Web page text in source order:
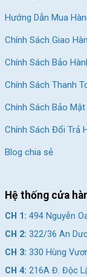
Hướng Dẫn Mua
Chính Sách Giao
Chính Sách Bảo
Chính Sách Thanh
Chính Sách Bảo Mật
Chính Sách Đổi Trả
Blog chia sẻ
Hệ thống cửa
CH 1: 494 Nguyễn
CH 2: 322/36 An
CH 3: 330 Hùng
CH 4: 216A Đ. Độc